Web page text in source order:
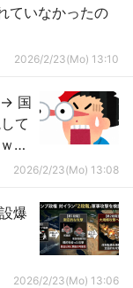
ていなかったの
2026/2/23(Mo) 13:10
て
ｗ
2026/2/23(Mo) 13:08
爆
2026/2/23(Mo) 13:06